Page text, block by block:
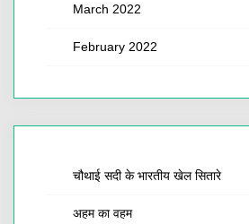
March 2022
February 2022
चौथाई सदी के भारतीय खेल सितारे
अहम का वहम